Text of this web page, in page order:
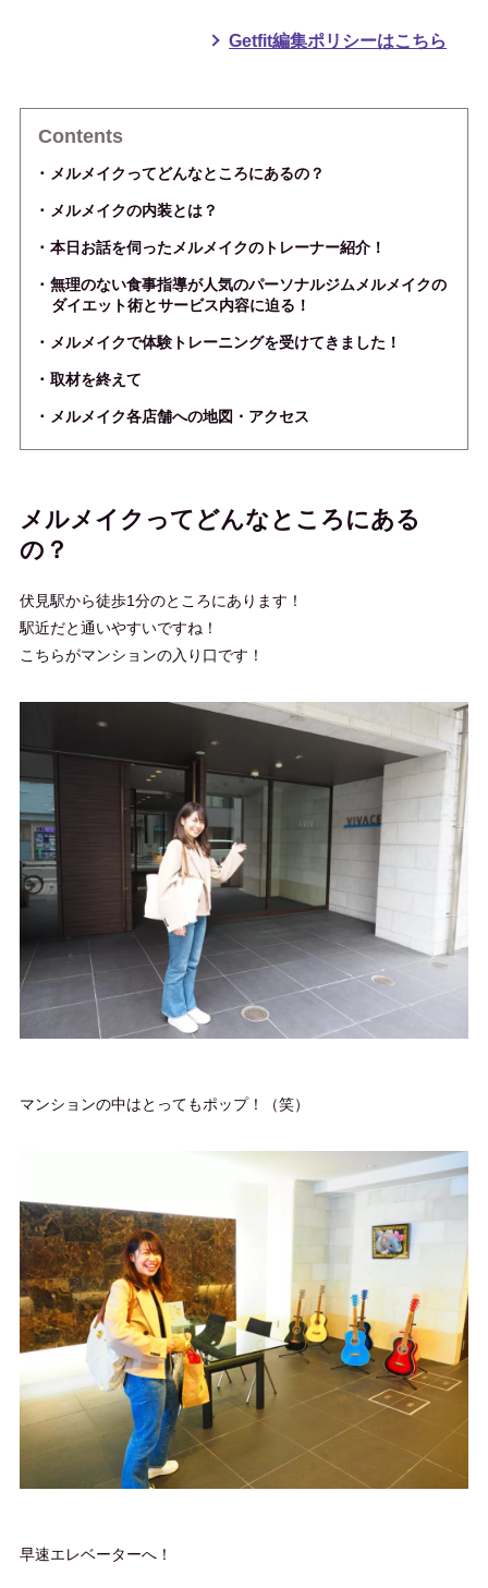
Getfit編集ポリシーはこちら
Contents
メルメイクってどんなところにあるの？
メルメイクの内装とは？
本日お話を伺ったメルメイクのトレーナー紹介！
無理のない食事指導が人気のパーソナルジムメルメイクの
ダイエット術とサービス内容に迫る！
メルメイクで体験トレーニングを受けてきました！
取材を終えて
メルメイク各店舗への地図・アクセス
メルメイクってどんなところにある
の？
伏見駅から徒歩1分のところにあります！
駅近だと通いやすいですね！
こちらがマンションの入り口です！
マンションの中はとってもポップ！（笑）
早速エレベーターへ！